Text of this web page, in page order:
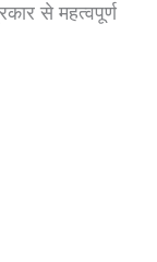
से महत्वपूर्ण